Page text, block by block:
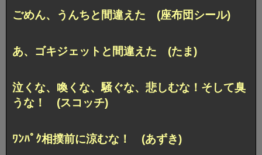
ごめん、うんちと間違えた (座布団シール)
あ、ゴキジェットと間違えた (たま)
泣くな、喚くな、騒ぐな、悲しむな！ そして臭
うな！ (スコッチ)
ﾜﾝﾊﾟｸ相撲前に涼むな！ (あずき)